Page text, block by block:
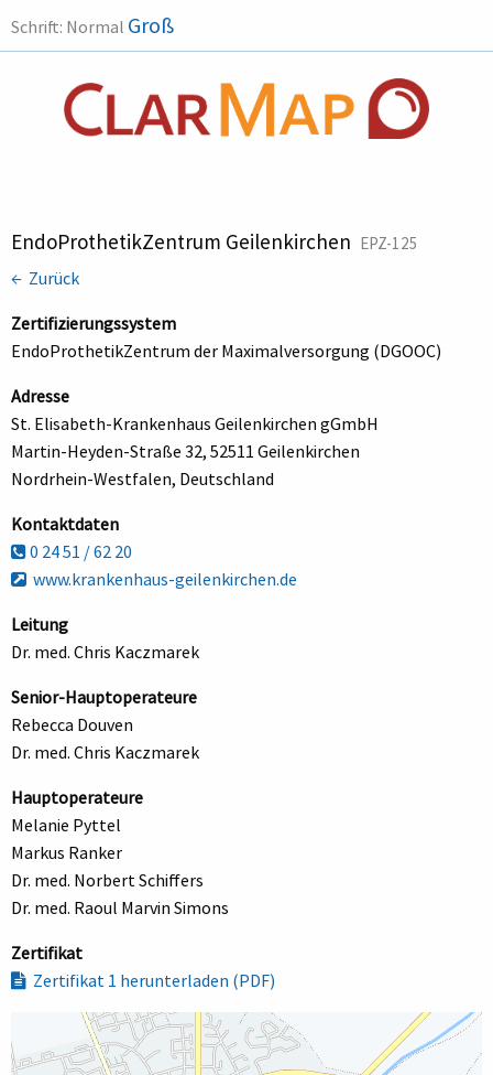
Schrift: Normal Groß
EndoProthetikZentrum Geilenkirchen EPZ-125
← Zurück
Zertifizierungssystem
EndoProthetikZentrum der Maximalversorgung (DGOOC)
Adresse
St. Elisabeth-Krankenhaus Geilenkirchen gGmbH
Martin-Heyden-Straße 32, 52511 Geilenkirchen
Nordrhein-Westfalen, Deutschland
Kontaktdaten
0 24 51 / 62 20
www.krankenhaus-geilenkirchen.de
Leitung
Dr. med. Chris Kaczmarek
Senior-Hauptoperateure
Rebecca Douven
Dr. med. Chris Kaczmarek
Hauptoperateure
Melanie Pyttel
Markus Ranker
Dr. med. Norbert Schiffers
Dr. med. Raoul Marvin Simons
Zertifikat
Zertifikat 1 herunterladen (PDF)